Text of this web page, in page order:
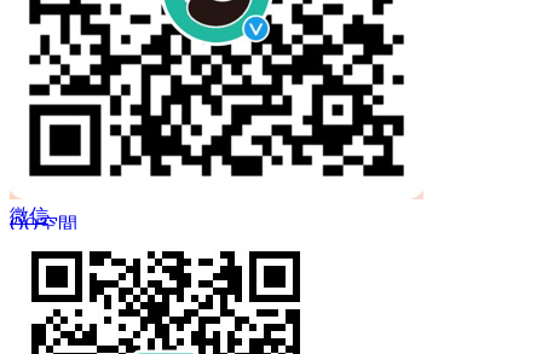
Twitter
QQ空間
微信